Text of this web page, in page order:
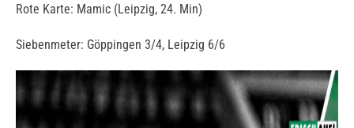
Rote Karte: Mamic (Leipzig, 24. Min)
Siebenmeter: Göppingen 3/4, Leipzig 6/6